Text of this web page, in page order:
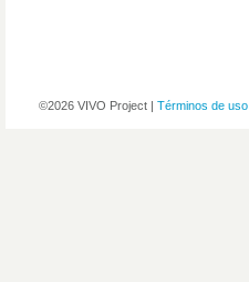
©2026 VIVO Project | Términos de uso